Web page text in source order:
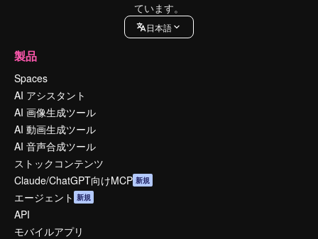
ています。
日本語
製品
Spaces
AI アシスタント
AI 画像生成ツール
AI 動画生成ツール
AI 音声合成ツール
ストックコンテンツ
Claude/ChatGPT向けMCP 新規
エージェント 新規
API
モバイルアプリ